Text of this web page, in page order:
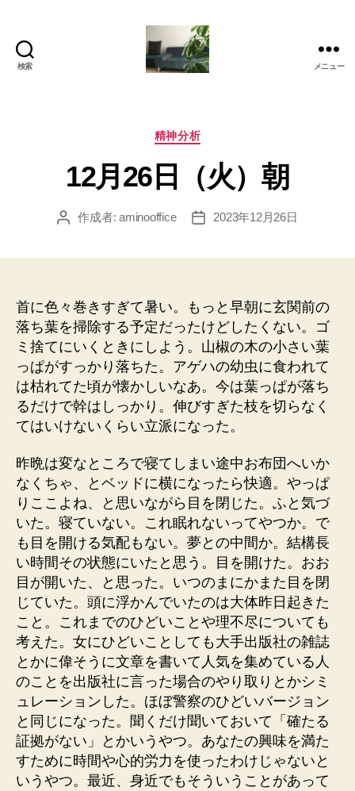
検索
美
か
の
グ
メニュー
カ
ゴ
リ
精神分析
12月26日（火）朝
投
作成者:aminooffice
投
2023年12月26日
首に色々巻きすぎて暑い。もっと早朝に玄関前の
落ち葉を掃除する予定だったけどしたくない。ゴ
ミ捨てにいくときにしよう。山椒の木の小さい葉
っぱがすっかり落ちた。アゲハの幼虫に食われて
は枯れてた頃が懐かしいなあ。今は葉っぱが落ち
るだけで幹はしっかり。伸びすぎた枝を切らなく
てはいけないくらい立派になった。
昨晩は変なところで寝てしまい途中お布団へいか
なくちゃ、とベッドに横になったら快適。やっぱ
りここよね、と思いながら目を閉じた。ふと気づ
いた。寝ていない。これ眠れないってやつか。で
も目を開ける気配もない。夢との中間か。結構長
い時間その状態にいたと思う。目を開けた。おお
目が開いた、と思った。いつのまにかまた目を閉
じていた。頭に浮かんでいたのは大体昨日起きた
こと。これまでのひどいことや理不尽についても
考えた。女にひどいことしても大手出版社の雑誌
とかに偉そうに文章を書いて人気を集めている人
のことを出版社に言った場合のやり取りとかシミ
ュレーションした。ほぼ警察のひどいバージョン
と同じになった。聞くだけ聞いておいて「確たる
証拠がない」とかいうやつ。あなたの興味を満た
すために時間や心的労力を使ったわけじゃないと
いうやつ。最近、身近でもそういうことがあって